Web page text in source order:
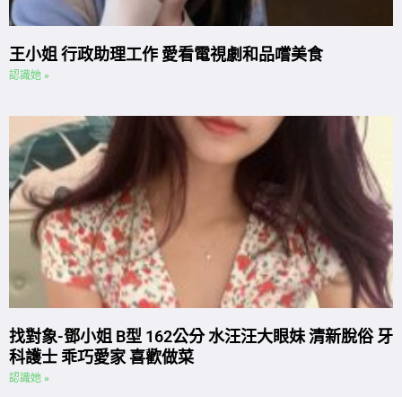
王小姐 行政助理工作 愛看電視劇和品嚐美食
認識她 »
找對象-鄧小姐 B型 162公分 水汪汪大眼妹 清新脫俗 牙
科護士 乖巧愛家 喜歡做菜
認識她 »